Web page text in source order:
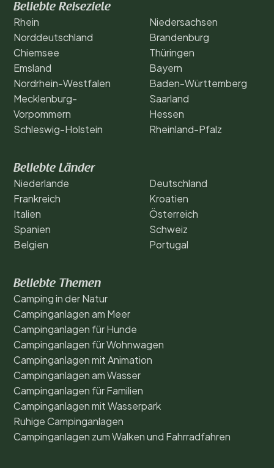
Beliebte Reiseziele
Rhein
Norddeutschland
Chiemsee
Emsland
Nordrhein-Westfalen
Mecklenburg-
Vorpommern
Schleswig-Holstein
Niedersachsen
Brandenburg
Thüringen
Bayern
Baden-Württemberg
Saarland
Hessen
Rheinland-Pfalz
Beliebte Länder
Niederlande
Frankreich
Italien
Spanien
Belgien
Deutschland
Kroatien
Österreich
Schweiz
Portugal
Beliebte Themen
Camping in der Natur
Campinganlagen am Meer
Campinganlagen für Hunde
Campinganlagen für Wohnwagen
Campinganlagen mit Animation
Campinganlagen am Wasser
Campinganlagen für Familien
Campinganlagen mit Wasserpark
Ruhige Campinganlagen
Campinganlagen zum Walken und Fahrradfahren